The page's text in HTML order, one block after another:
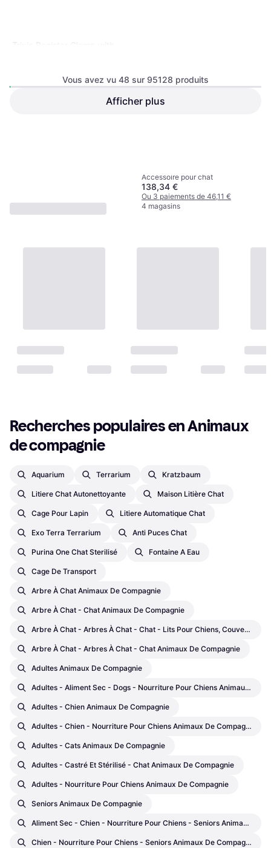
Trixie Banister Clamp with
Accessoire pour chat
138,34 €
Ou 3 paiements de 46,11 €
4 magasins
Vous avez vu 48 sur 95128 produits
Afficher plus
Recherches populaires en Animaux
de compagnie
Aquarium Terrarium Kratzbaum
Litiere Chat Autonettoyante Maison Litière Chat
Cage Pour Lapin Litiere Automatique Chat
Exo Terra Terrarium Anti Puces Chat
Purina One Chat Sterilisé Fontaine A Eau
Cage De Transport
Arbre À Chat Animaux De Compagnie
Arbre À Chat - Chat Animaux De Compagnie
Arbre À Chat - Arbres À Chat - Chat - Lits Pour Chiens, Couvertures Pour Chiens Et Tapis Rafraîchissants Animaux De Compagnie
Arbre À Chat - Arbres À Chat - Chat Animaux De Compagnie
Adultes Animaux De Compagnie
Adultes - Aliment Sec - Dogs - Nourriture Pour Chiens Animaux De Compagnie
Adultes - Chien Animaux De Compagnie
Adultes - Chien - Nourriture Pour Chiens Animaux De Compagnie
Adultes - Cats Animaux De Compagnie
Adultes - Castré Et Stérilisé - Chat Animaux De Compagnie
Adultes - Nourriture Pour Chiens Animaux De Compagnie
Seniors Animaux De Compagnie
Aliment Sec - Chien - Nourriture Pour Chiens - Seniors Animaux De Compagnie
Chien - Nourriture Pour Chiens - Seniors Animaux De Compagnie